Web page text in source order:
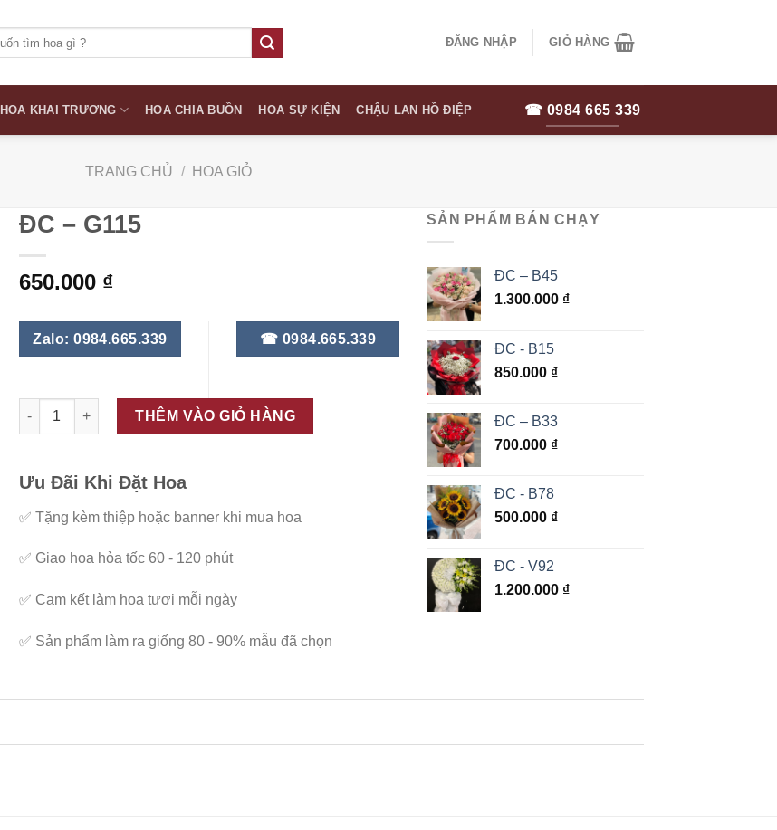
ĐĂNG NHẬP GIỎ HÀNG
HOA KHAI TRƯƠNG HOA CHIA BUỒN HOA SỰ KIỆN CHẬU LAN HỒ ĐIỆP ☎ 0984 665 339
TRANG CHỦ / HOA GIỎ
ĐC – G115
650.000 ₫
Zalo: 0984.665.339 ☎ 0984.665.339
ĐC - G115 số lượng
THÊM VÀO GIỎ HÀNG
Ưu Đãi Khi Đặt Hoa
✅ Tặng kèm thiệp hoặc banner khi mua hoa
✅ Giao hoa hỏa tốc 60 - 120 phút
✅ Cam kết làm hoa tươi mỗi ngày
✅ Sản phẩm làm ra giống 80 - 90% mẫu đã chọn
SẢN PHẨM BÁN CHẠY
ĐC – B45
1.300.000 ₫
ĐC - B15
850.000 ₫
ĐC – B33
700.000 ₫
ĐC - B78
500.000 ₫
ĐC - V92
1.200.000 ₫